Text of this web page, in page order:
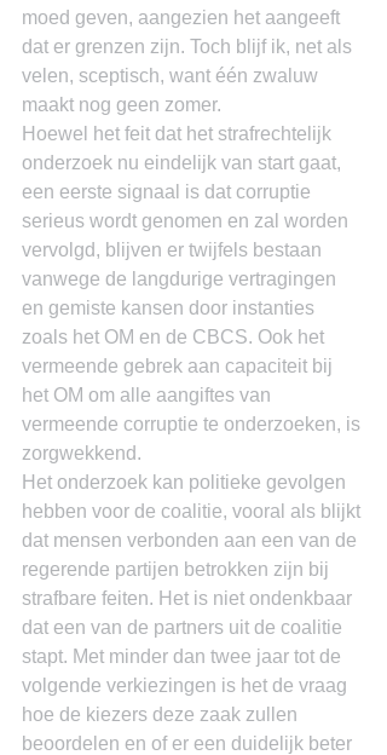
moed geven, aangezien het aangeeft
dat er grenzen zijn. Toch blijf ik, net als
velen, sceptisch, want één zwaluw
maakt nog geen zomer.
Hoewel het feit dat het strafrechtelijk
onderzoek nu eindelijk van start gaat,
een eerste signaal is dat corruptie
serieus wordt genomen en zal worden
vervolgd, blijven er twijfels bestaan
vanwege de langdurige vertragingen
en gemiste kansen door instanties
zoals het OM en de CBCS. Ook het
vermeende gebrek aan capaciteit bij
het OM om alle aangiftes van
vermeende corruptie te onderzoeken, is
zorgwekkend.
Het onderzoek kan politieke gevolgen
hebben voor de coalitie, vooral als blijkt
dat mensen verbonden aan een van de
regerende partijen betrokken zijn bij
strafbare feiten. Het is niet ondenkbaar
dat een van de partners uit de coalitie
stapt. Met minder dan twee jaar tot de
volgende verkiezingen is het de vraag
hoe de kiezers deze zaak zullen
beoordelen en of er een duidelijk beter